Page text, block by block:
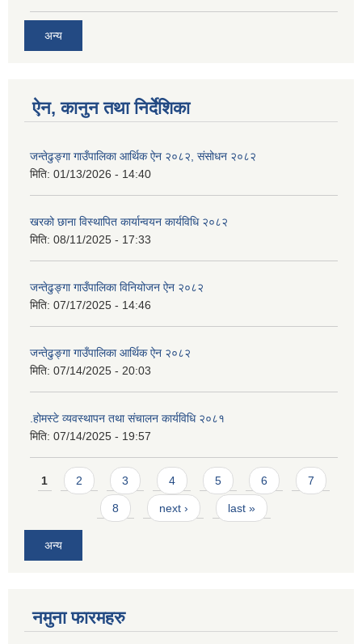
अन्य
ऐन, कानुन तथा निर्देशिका
जन्तेढुङ्गा गाउँपालिका आर्थिक ऐन २०८२, संसोधन २०८२
मिति: 01/13/2026 - 14:40
खरको छाना विस्थापित कार्यान्वयन कार्यविधि २०८२
मिति: 08/11/2025 - 17:33
जन्तेढुङ्गा गाउँपालिका विनियोजन ऐन २०८२
मिति: 07/17/2025 - 14:46
जन्तेढुङ्गा गाउँपालिका आर्थिक ऐन २०८२
मिति: 07/14/2025 - 20:03
.होमस्टे व्यवस्थापन तथा संचालन कार्यविधि २०८१
मिति: 07/14/2025 - 19:57
Pages
1 2 3 4 5 6 7
8 next › last »
अन्य
नमुना फारमहरु